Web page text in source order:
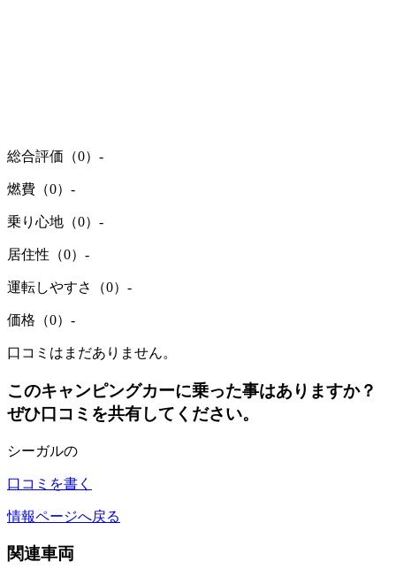
総合評価（0） -
燃費（0） -
乗り心地（0） -
居住性（0） -
運転しやすさ（0） -
価格（0） -
口コミはまだありません。
このキャンピングカーに乗った事はありますか？
ぜひ口コミを共有してください。
シーガルの
口コミを書く
情報ページへ戻る
関連車両